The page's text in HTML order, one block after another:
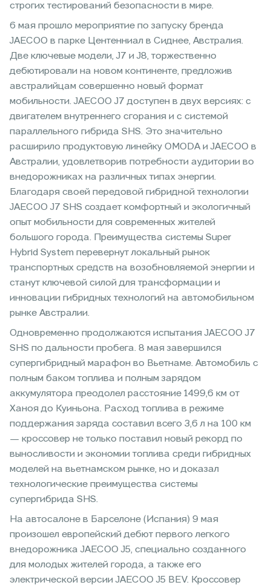
строгих тестирований безопасности в мире.
6 мая прошло мероприятие по запуску бренда
JAECOO в парке Центенниал в Сиднее, Австралия.
Две ключевые модели, J7 и J8, торжественно
дебютировали на новом континенте, предложив
австралийцам совершенно новый формат
мобильности. JAECOO J7 доступен в двух версиях: с
двигателем внутреннего сгорания и c системой
параллельного гибрида SHS. Это значительно
расширило продуктовую линейку OMODA и JAECOO в
Австралии, удовлетворив потребности аудитории во
внедорожниках на различных типах энергии.
Благодаря своей передовой гибридной технологии
JAECOO J7 SHS создает комфортный и экологичный
опыт мобильности для современных жителей
большого города. Преимущества системы Super
Hybrid System перевернут локальный рынок
транспортных средств на возобновляемой энергии и
станут ключевой силой для трансформации и
инновации гибридных технологий на автомобильном
рынке Австралии.
Одновременно продолжаются испытания JAECOO J7
SHS по дальности пробега. 8 мая завершился
супергибридный марафон во Вьетнаме. Автомобиль с
полным баком топлива и полным зарядом
аккумулятора преодолел расстояние 1499,6 км от
Ханоя до Куиньона. Расход топлива в режиме
поддержания заряда составил всего 3,6 л на 100 км
— кроссовер не только поставил новый рекорд по
выносливости и экономии топлива среди гибридных
моделей на вьетнамском рынке, но и доказал
технологические преимущества системы
супергибрида SHS.
На автосалоне в Барселоне (Испания) 9 мая
произошел европейский дебют первого легкого
внедорожника JAECOO J5, специально созданного
для молодых жителей города, а также его
электрической версии JAECOO J5 BEV. Кроссовер